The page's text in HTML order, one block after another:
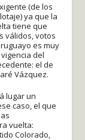
(de los
ya que la
tiene que
válidos, votos
es muy
del
el de
Vázquez.
lugar un
caso, el que
vuelta:
Colorado,